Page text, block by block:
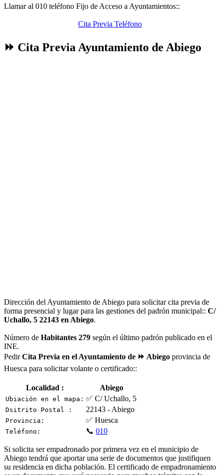
Llamar al 010 teléfono Fijo de Acceso a Ayuntamientos::
Cita Previa Teléfono
⏩ Cita Previa Ayuntamiento de Abiego
Dirección del Ayuntamiento de Abiego para solicitar cita previa de
forma presencial y lugar para las gestiones del padrón municipal:: C/
Uchallo, 5 22143 en Abiego.
Número de Habitantes 279 según el último padrón publicado en el
INE.
PedirCita Previa en el Ayuntamiento de ⏩ Abiego provincia de
Huesca para solicitar volante o certificado::
Localidad : Abiego
Ubiación en el mapa: ✅ C/ Uchallo, 5
Dsitrito Postal : 22143 - Abiego
Provincia: ✅ Huesca
Teléfono: 📞 010
Si solicita ser empadronado por primera vez en el municipio de
Abiego tendrá que aportar una serie de documentos que justifiquen
su residencia en dicha población. El certificado de empadronamiento